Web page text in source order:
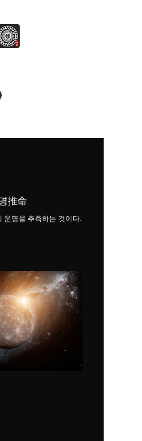
推命
운명을 추측하는 것이다.